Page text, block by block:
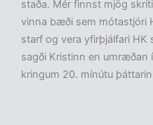
staða. Mér finnst mjög
vinna bæði sem mótastjóri
starf og vera yfirþjálfari HK
sagði Kristinn en
kringum 20. mínútu